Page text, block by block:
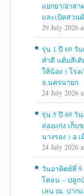
แยกยา/อาสา
และเปิดสวน
29 July 2026
รุ่น 1 ปี 69 วั
ทำดี แต้มสีเ
ให้น้อง ) โรง
จ.นครนายก
24 July 2026
รุ่น 5 ปี 69 วั
ล่องแก่ง เก็
นางรอง ) อ.
24 July 2026
วันอาทิตย์ที่ 9
โคลน – ปลูก
เลน ณ. ปาก